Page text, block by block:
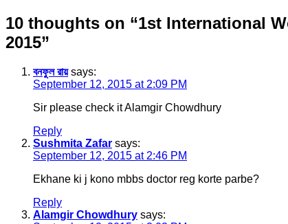
10 thoughts on “1st International
2015”
বনফুল রায় says:
September 12, 2015 at 2:09 PM
Sir please check it Alamgir Chowdhury
Reply
Sushmita Zafar says:
September 12, 2015 at 2:46 PM
Ekhane ki j kono mbbs doctor reg korte parbe?
Reply
Alamgir Chowdhury says: